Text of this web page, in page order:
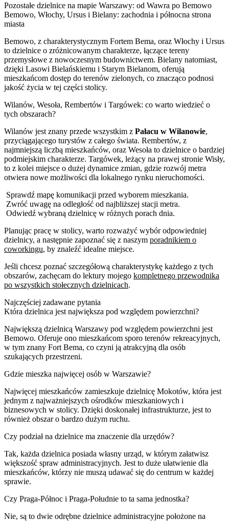
Pozostałe dzielnice na mapie Warszawy: od Wawra po Bemowo
Bemowo, Włochy, Ursus i Bielany: zachodnia i północna strona
miasta
Bemowo, z charakterystycznym Fortem Bema, oraz Włochy i Ursus
to dzielnice o zróżnicowanym charakterze, łączące tereny
przemysłowe z nowoczesnym budownictwem. Bielany natomiast,
dzięki Lasowi Bielańskiemu i Starym Bielanom, oferują
mieszkańcom dostęp do terenów zielonych, co znacząco podnosi
jakość życia w tej części stolicy.
Wilanów, Wesoła, Rembertów i Targówek: co warto wiedzieć o
tych obszarach?
Wilanów jest znany przede wszystkim z Pałacu w Wilanowie,
przyciągającego turystów z całego świata. Rembertów, z
najmniejszą liczbą mieszkańców, oraz Wesoła to dzielnice o bardziej
podmiejskim charakterze. Targówek, leżący na prawej stronie Wisły,
to z kolei miejsce o dużej dynamice zmian, gdzie rozwój metra
otwiera nowe możliwości dla lokalnego rynku nieruchomości.
Sprawdź mapę komunikacji przed wyborem mieszkania.
Zwróć uwagę na odległość od najbliższej stacji metra.
Odwiedź wybraną dzielnicę w różnych porach dnia.
Planując pracę w stolicy, warto rozważyć wybór odpowiedniej
dzielnicy, a następnie zapoznać się z naszym poradnikiem o
coworkingu, by znaleźć idealne miejsce.
Jeśli chcesz poznać szczegółową charakterystykę każdego z tych
obszarów, zachęcam do lektury mojego kompletnego przewodnika
po wszystkich stołecznych dzielnicach.
Najczęściej zadawane pytania
Która dzielnica jest największa pod względem powierzchni?
Największą dzielnicą Warszawy pod względem powierzchni jest
Bemowo. Oferuje ono mieszkańcom sporo terenów rekreacyjnych,
w tym znany Fort Bema, co czyni ją atrakcyjną dla osób
szukających przestrzeni.
Gdzie mieszka najwięcej osób w Warszawie?
Najwięcej mieszkańców zamieszkuje dzielnicę Mokotów, która jest
jednym z najważniejszych ośrodków mieszkaniowych i
biznesowych w stolicy. Dzięki doskonałej infrastrukturze, jest to
również obszar o bardzo dużym ruchu.
Czy podział na dzielnice ma znaczenie dla urzędów?
Tak, każda dzielnica posiada własny urząd, w którym załatwisz
większość spraw administracyjnych. Jest to duże ułatwienie dla
mieszkańców, którzy nie muszą udawać się do centrum w każdej
sprawie.
Czy Praga-Północ i Praga-Południe to ta sama jednostka?
Nie, są to dwie odrębne dzielnice administracyjne położone na